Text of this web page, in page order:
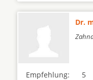
Dr.
Empfehlung:
5